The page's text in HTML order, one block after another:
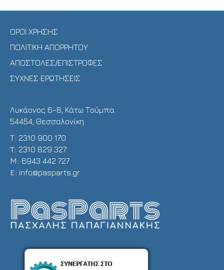
ΟΡΟΙ ΧΡΗΣΗΣ
ΠΟΛΙΤΙΚΗ ΑΠΟΡΡΗΤΟΥ
ΑΠΟΣΤΟΛΕΣ/ΕΠΙΣΤΡΟΦΕΣ
ΣΥΧΝΕΣ ΕΡΩΤΗΣΕΙΣ
Λυκάονος 6-8, Κάτω Τούμπα
54454, Θεσσαλονίκη
Τ: 2310 900 170
T: 2310 829 327
Μ: 6943 442 727
E: info@pasparts.gr